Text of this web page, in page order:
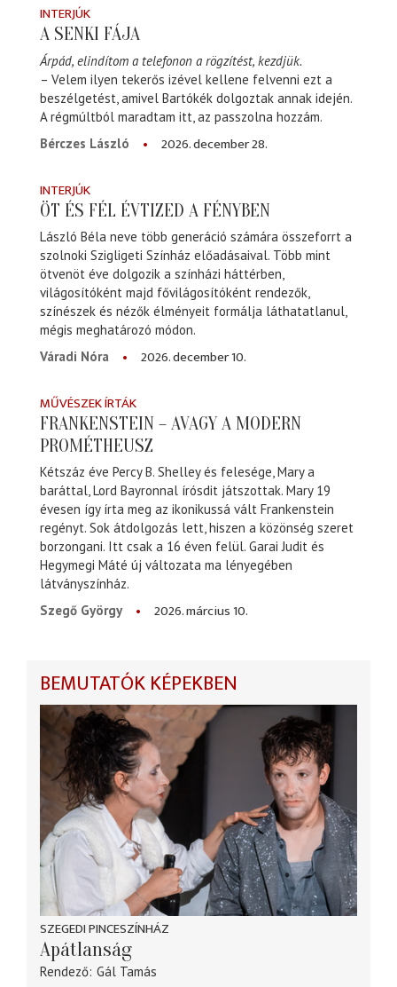
INTERJÚK
A SENKI FÁJA
Árpád, elindítom a telefonon a rögzítést, kezdjük.
– Velem ilyen tekerős izével kellene felvenni ezt a
beszélgetést, amivel Bartókék dolgoztak annak idején.
A régmúltból maradtam itt, az passzolna hozzám.
Bérczes László
2026. december 28.
INTERJÚK
ÖT ÉS FÉL ÉVTIZED A FÉNYBEN
László Béla neve több generáció számára összeforrt a
szolnoki Szigligeti Színház előadásaival. Több mint
ötvenöt éve dolgozik a színházi háttérben,
világosítóként majd fővilágosítóként rendezők,
színészek és nézők élményeit formálja láthatatlanul,
mégis meghatározó módon.
Váradi Nóra
2026. december 10.
MŰVÉSZEK ÍRTÁK
FRANKENSTEIN – AVAGY A MODERN
PROMÉTHEUSZ
Kétszáz éve Percy B. Shelley és felesége, Mary a
baráttal, Lord Bayronnal írósdit játszottak. Mary 19
évesen így írta meg az ikonikussá vált Frankenstein
regényt. Sok átdolgozás lett, hiszen a közönség szeret
borzongani. Itt csak a 16 éven felül. Garai Judit és
Hegymegi Máté új változata ma lényegében
látványszínház.
Szegő György
2026. március 10.
BEMUTATÓK KÉPEKBEN
SZEGEDI PINCESZÍNHÁZ
Apátlanság
Rendező Gál Tamás